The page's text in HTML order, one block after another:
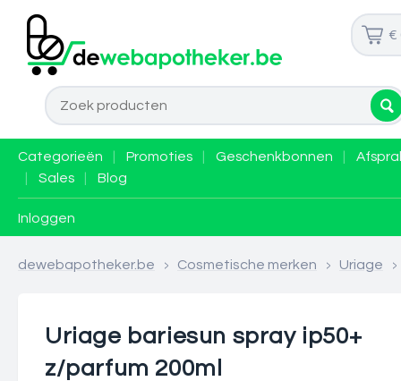
€
Categorieën Promoties Geschenkbonnen
Sales Blog
Inloggen
dewebapotheker.be > Cosmetische merken > Uriage >
Uriage bariesun spray ip50+
z/parfum 200ml